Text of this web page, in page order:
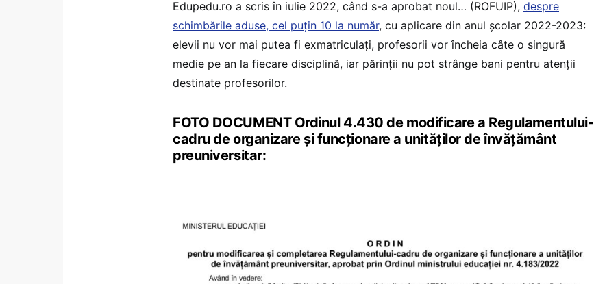
Edupedu.ro a scris în iulie 2022, când s-a aprobat noul… (ROFUIP), despre
schimbările aduse, cel puțin 10 la număr, cu aplicare din anul școlar 2022-2023:
elevii nu vor mai putea fi exmatriculați, profesorii vor încheia câte o singură
medie pe an la fiecare disciplină, iar părinții nu pot strânge bani pentru atenții
destinate profesorilor.
FOTO DOCUMENT Ordinul 4.430 de modificare a Regulamentului-
cadru de organizare și funcționare a unităților de învățământ
preuniversitar: